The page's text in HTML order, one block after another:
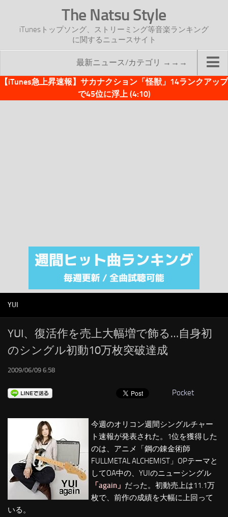
The Natsu Style
iTunesトップソング、ストリーミング等音楽ランキング
に関するニュースサイト
最新ニュース/カテゴリ →→→
TOP
注目カテゴリ
オリジナルiTunes週間トップソング
RSS
LINKS
【iTunes急上昇速報】サカナクション「怪獣」14ランクアップ
で45位に浮上 (4:10)
YUI
YUI、復活作を売上大幅増で飾る…自身初
のシングル初動10万枚突破達成
2009/06/09 6:58
Pocket
今週のオリコン週間シングルチャー
ト速報が発表された。1位を獲得した
のは、アニメ「鋼の錬金術師
FULLMETAL ALCHEMIST」OPテーマと
してOA中の、YUIのニューシングル
「again」 だった。初動売上は11.1万
枚で、前作の成績を大幅に上回って
いる。